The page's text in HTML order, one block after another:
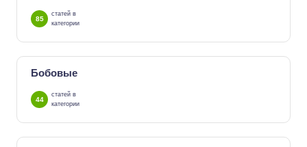
85
статей в
категории
Бобовые
44
статей в
категории